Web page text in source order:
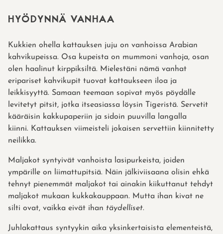
HYÖDYNNÄ VANHAA
Kukkien ohella kattauksen juju on vanhoissa Arabian
kahvikupeissa. Osa kupeista on mummoni vanhoja, osan
olen haalinut kirppiksiltä. Mielestäni nämä vanhat
eripariset kahvikupit tuovat kattaukseen iloa ja
leikkisyyttä. Samaan teemaan sopivat myös pöydälle
levitetyt pitsit, jotka itseasiassa löysin Tigeristä. Servetit
kääräisin kakkupaperiin ja sidoin puuvilla langalla
kiinni. Kattauksen viimeisteli jokaisen servettiin kiinnitetty
neilikka.
Maljakot syntyivät vanhoista lasipurkeista, joiden
ympärille on liimattupitsiä. Näin jälkiviisaana olisin ehkä
tehnyt pienemmät maljakot tai ainakin kiikuttanut tehdyt
maljakot mukaan kukkakauppaan. Mutta ihan kivat ne
silti ovat, vaikka eivät ihan täydelliset.
Juhlakattaus syntyykin aika yksinkertaisista elementeistä,